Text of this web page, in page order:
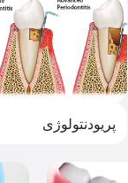
پریودنتولوژی